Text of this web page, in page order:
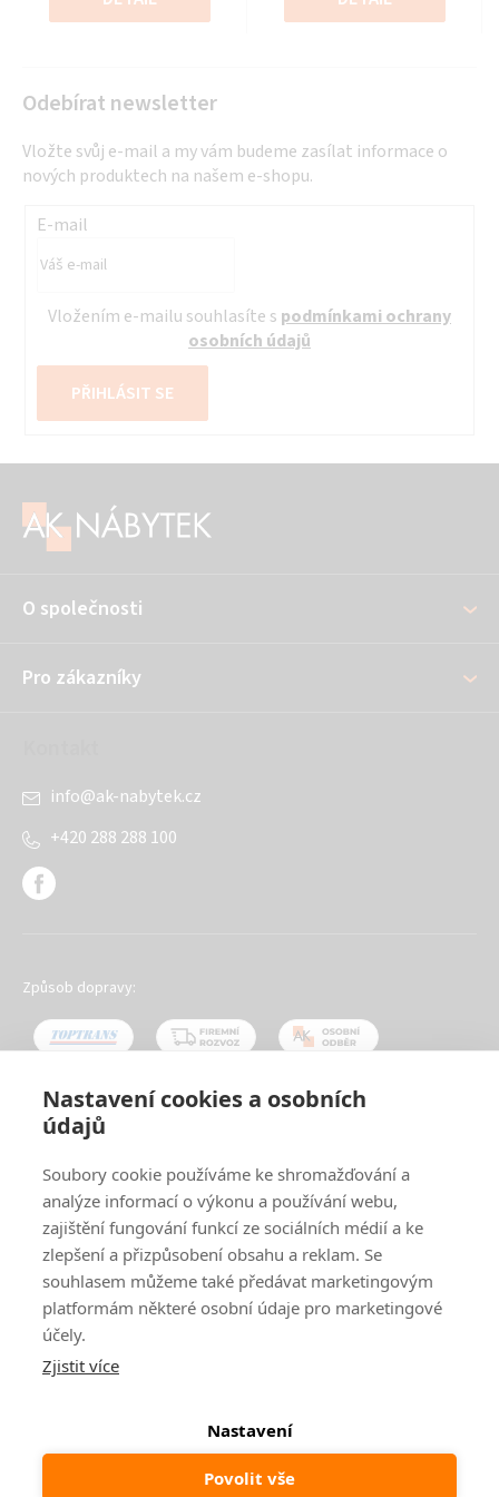
Nastavení cookies a osobních
údajů
Soubory cookie používáme ke shromažďování a
analýze informací o výkonu a používání webu,
zajištění fungování funkcí ze sociálních médií a ke
zlepšení a přizpůsobení obsahu a reklam. Se
souhlasem můžeme také předávat marketingovým
platformám některé osobní údaje pro marketingové
účely.
Zjistit více
Nastavení
Povolit vše
hvězdiček.
hvězdiček.
Odebírat newsletter
Vložte svůj e-mail a my vám budeme zasílat informace o
nových produktech na našem e-shopu.
E-mail
Vložením e-mailu souhlasíte s podmínkami ochrany
osobních údajů
PŘIHLÁSIT SE
O společnosti
Pro zákazníky
info@ak-nabytek.cz
+420 288 288 100
Způsob dopravy:
Shoptet |mime digital